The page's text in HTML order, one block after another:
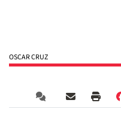
OSCAR CRUZ